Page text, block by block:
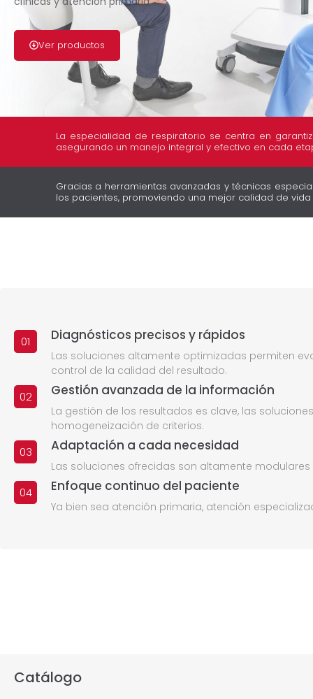
Ver productos
La especialidad de respiratorio se centra en
asegurando un manejo integral y efectivo en cada
Gracias a herramientas avanzadas y técnicas
los pacientes, promoviendo una mejor calidad de
01 Diagnósticos precisos y rápidos
Las soluciones altamente optimizadas permiten
control de la calidad del resultado.
02 Gestión avanzada de la información
La gestión de los resultados es clave, las
homogeneización de criterios.
03 Adaptación a cada necesidad
Las soluciones ofrecidas son altamente
04 Enfoque continuo del paciente
Ya bien sea atención primaria, atención
Catálogo